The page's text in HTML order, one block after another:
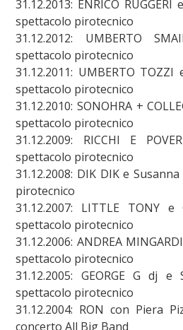
31.12.2013: ENRICO
spettacolo pirotecnico
31.12.2012: UMBERTO
spettacolo pirotecnico
31.12.2011: UMBERTO TOZZI
spettacolo pirotecnico
31.12.2010: SONOHRA +
spettacolo pirotecnico
31.12.2009: RICCHI E
spettacolo pirotecnico
31.12.2008: DIK DIK e
pirotecnico
31.12.2007: LITTLE TONY
spettacolo pirotecnico
31.12.2006: ANDREA
spettacolo pirotecnico
31.12.2005: GEORGE G dj
spettacolo pirotecnico
31.12.2004: RON con Piera
concerto All Big Band